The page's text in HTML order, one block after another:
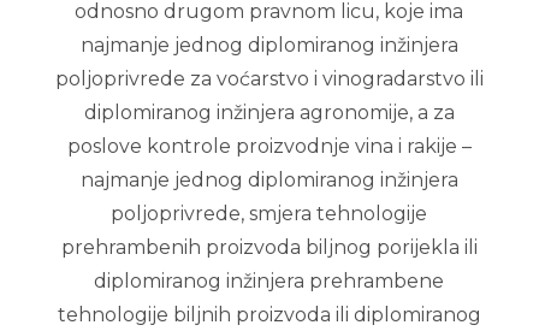
odnosno drugom pravnom licu, koje ima
najmanje jednog diplomiranog inžinjera
poljoprivrede za voćarstvo i vinogradarstvo ili
diplomiranog inžinjera agronomije, a za
poslove kontrole proizvodnje vina i rakije –
najmanje jednog diplomiranog inžinjera
poljoprivrede, smjera tehnologije
prehrambenih proizvoda biljnog porijekla ili
diplomiranog inžinjera prehrambene
tehnologije biljnih proizvoda ili diplomiranog